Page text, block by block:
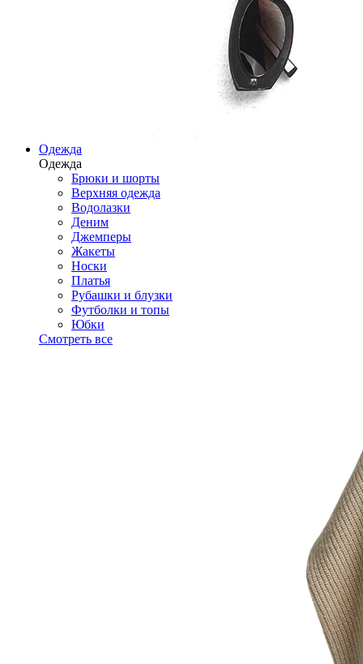
Одежда
Одежда
Брюки и шорты
Верхняя одежда
Водолазки
Деним
Джемперы
Жакеты
Носки
Платья
Рубашки и блузки
Футболки и топы
Юбки
Смотреть все